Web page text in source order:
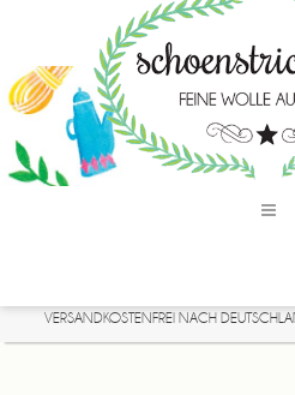
VERSANDKOSTENFREI NACH